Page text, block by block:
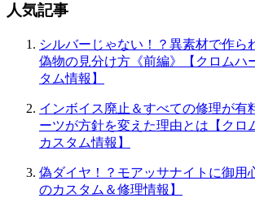
人気記事
シルバーじゃない！？異素材で作ら
偽物の見分け方《前編》【クロムハ
タム情報】
インボイス廃止＆すべての修理が有
ーツが方針を変えた理由とは【クロ
カスタム情報】
偽ダイヤ！？モアッサナイトに御用
のカスタム＆修理情報】